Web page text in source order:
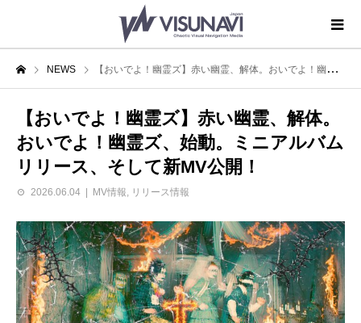
NEWS 【おいでよ！幽霊ズ】赤い幽霊、解体。おいでよ！幽霊ズ、始動。ミニアルバムリリース、そして新MV公開！
【おいでよ！幽霊ズ】赤い幽霊、解体。
おいでよ！幽霊ズ、始動。ミニアルバム
リリース、そして新MV公開！
2026.06.04 MV情報 リリース情報